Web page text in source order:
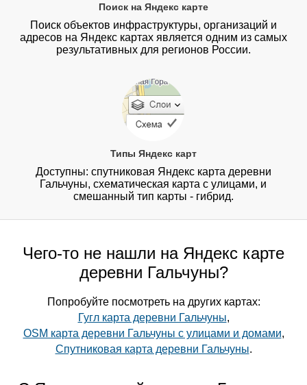
Поиск на Яндекс карте
Поиск объектов инфраструктуры, организаций и
адресов на Яндекс картах является одним из самых
результативных для регионов России.
Типы Яндекс карт
Доступны: спутниковая Яндекс карта деревни
Гальчуны, схематическая карта с улицами, и
смешанный тип карты - гибрид.
Чего-то не нашли на Яндекс карте
деревни Гальчуны?
Попробуйте посмотреть на других картах:
Гугл карта деревни Гальчуны,
OSM карта деревни Гальчуны с улицами и домами,
Спутниковая карта деревни Гальчуны.